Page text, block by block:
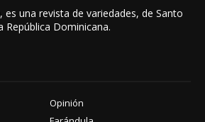
una revista de variedades, de Santo
República Dominicana.
Opinión